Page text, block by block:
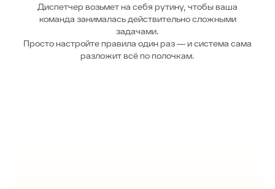
Диспетчер возьмет на себя рутину, чтобы ваша
команда занималась действительно сложными
задачами.
Просто настройте правила один раз — и система сама
разложит всё по полочкам.